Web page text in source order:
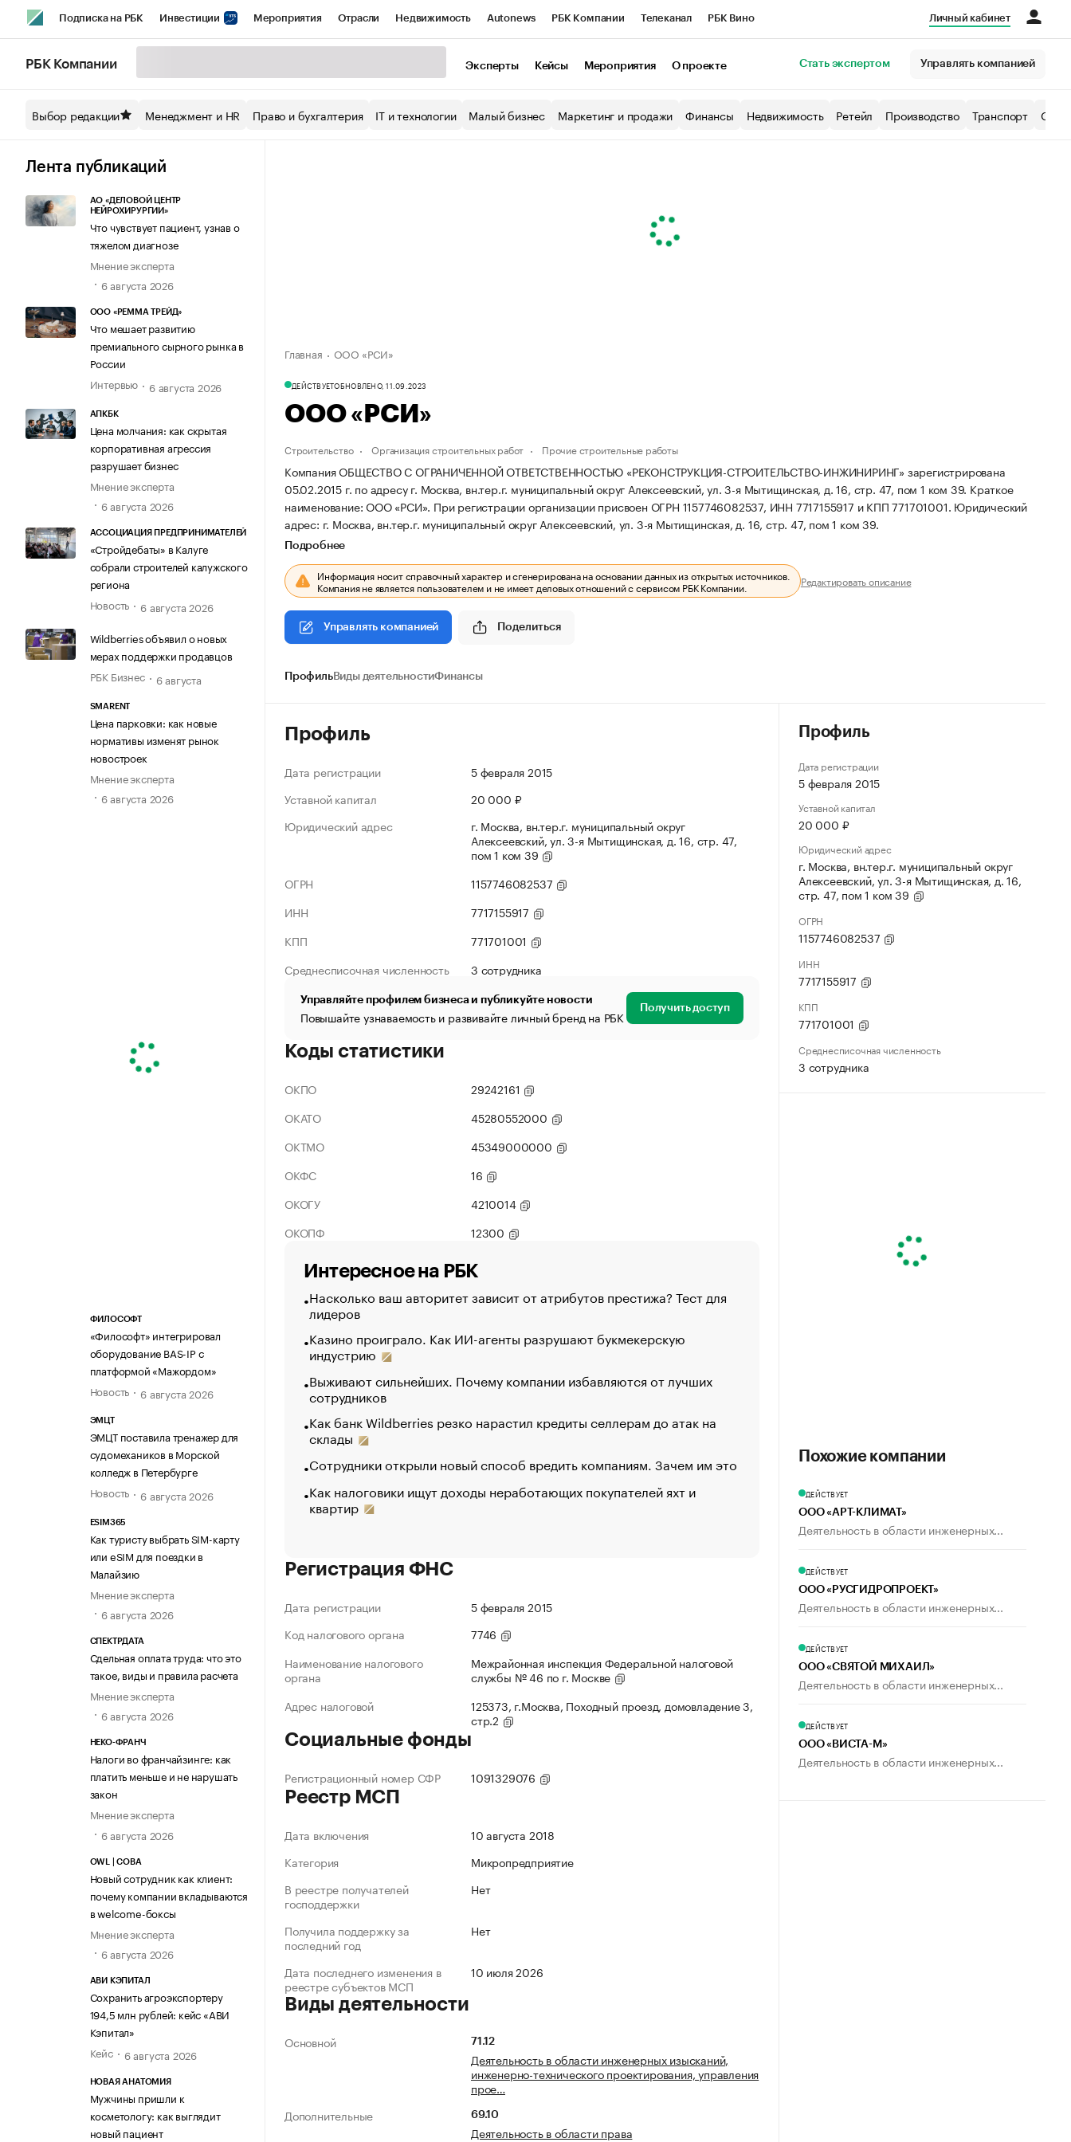
Подписка на РБК Инвестиции Мероприятия Отрасли Недвижимость Autonews РБК Компании Телеканал РБК Вино
Спецпроекты СПб Конференции СПб Спецпроекты Экономика Бизнес
Технологии и медиа
Личный кабинет
РБК Компании Эксперты Кейсы Мероприятия О проекте Стать экспертом Управлять компанией
Выбор редакции Менеджмент и HR Право и бухгалтерия IT и технологии Малый бизнес Маркетинг и продажи Финансы Недвижимость Ретейл Производство Транспорт
Лента публикаций
АО «ДЕЛОВОЙ ЦЕНТР
НЕЙРОХИРУРГИИ»
Что чувствует пациент, узнав о
тяжелом диагнозе
Мнение эксперта
6 августа 2026
ООО «РЕММА ТРЕЙД»
Что мешает развитию
премиального сырного рынка в
России
Интервью
6 августа 2026
АПКБК
Цена молчания: как скрытая
корпоративная агрессия
разрушает бизнес
Мнение эксперта
6 августа 2026
АССОЦИАЦИЯ ПРЕДПРИНИМАТЕЛЕЙ
«Стройдебаты» в Калуге
собрали строителей калужского
региона
Новость
6 августа 2026
Wildberries объявил о новых
мерах поддержки продавцов
РБК Бизнес
6 августа
SMARENT
Цена парковки: как новые
нормативы изменят рынок
новостроек
Мнение эксперта
6 августа 2026
ФИЛОСОФТ
«Философт» интегрировал
оборудование BAS-IP с
платформой «Мажордом»
Новость
6 августа 2026
ЭМЦТ
ЭМЦТ поставила тренажер для
судомехаников в Морской
колледж в Петербурге
Новость
6 августа 2026
ESIM365
Как туристу выбрать SIM-карту
или eSIM для поездки в
Малайзию
Мнение эксперта
6 августа 2026
СПЕКТРДАТА
Сдельная оплата труда: что это
такое, виды и правила расчета
Мнение эксперта
6 августа 2026
НЕКО-ФРАНЧ
Налоги во франчайзинге: как
платить меньше и не нарушать
закон
Мнение эксперта
6 августа 2026
OWL | СОВА
Новый сотрудник как клиент:
почему компании вкладываются
в welcome-боксы
Мнение эксперта
6 августа 2026
АВИ КЭПИТАЛ
Сохранить агроэкспортеру
194,5 млн рублей: кейс «АВИ
Кэпитал»
Кейс
6 августа 2026
НОВАЯ АНАТОМИЯ
Мужчины пришли к
косметологу: как выглядит
новый пациент
Главная ООО «РСИ»
ДЕЙСТВУЕТОБНОВЛЕНО, 11.09.2023
ООО «РСИ»
Строительство Организация строительных работ Прочие строительные работы
Компания ОБЩЕСТВО С ОГРАНИЧЕННОЙ ОТВЕТСТВЕННОСТЬЮ «РЕКОНСТРУКЦИЯ-СТРОИТЕЛЬСТВО-ИНЖИНИРИНГ» зарегистрирована
05.02.2015 г. по адресу г. Москва, вн.тер.г. муниципальный округ Алексеевский, ул. 3-я Мытищинская, д. 16, стр. 47, пом 1 ком 39. Краткое
наименование: ООО «РСИ». При регистрации организации присвоен ОГРН 1157746082537, ИНН 7717155917 и КПП 771701001. Юридический
адрес: г. Москва, вн.тер.г. муниципальный округ Алексеевский, ул. 3-я Мытищинская, д. 16, стр. 47, пом 1 ком 39.
Подробнее
Информация носит справочный характер и сгенерирована на основании данных из открытых источников.
Компания не является пользователем и не имеет деловых отношений с сервисом РБК Компании. Редактировать описание
Управлять компанией Поделиться
ПрофильВиды деятельностиФинансы
Профиль
Дата регистрации
5 февраля 2015
Уставной капитал
20 000 ₽
Юридический адрес
г. Москва, вн.тер.г. муниципальный округ
Алексеевский, ул. 3-я Мытищинская, д. 16, стр. 47,
пом 1 ком 39
ОГРН
1157746082537
ИНН
7717155917
КПП
771701001
Среднесписочная численность
3 сотрудника
Управляйте профилем бизнеса и публикуйте новости
Повышайте узнаваемость и развивайте личный бренд на РБК Получить доступ
Коды статистики
ОКПО
29242161
ОКАТО
45280552000
ОКТМО
45349000000
ОКФС
16
ОКОГУ
4210014
ОКОПФ
12300
Интересное на РБК
Насколько ваш авторитет зависит от атрибутов престижа? Тест для
лидеров
Казино проиграло. Как ИИ-агенты разрушают букмекерскую
индустрию
Выживают сильнейших. Почему компании избавляются от лучших
сотрудников
Как банк Wildberries резко нарастил кредиты селлерам до атак на
склады
Сотрудники открыли новый способ вредить компаниям. Зачем им это
Как налоговики ищут доходы неработающих покупателей яхт и
квартир
Стресс обеспеченных людей: почему рост доходов
Что обвинения против Павла Дурова значат для
пользователей
Регистрация ФНС
Дата регистрации
5 февраля 2015
Код налогового органа
7746
Наименование налогового
органа
Межрайонная инспекция Федеральной налоговой
службы № 46 по г. Москве
Адрес налоговой
125373, г.Москва, Походный проезд, домовладение 3,
стр.2
Социальные фонды
Регистрационный номер СФР 1091329076
Реестр МСП
Дата включения
10 августа 2018
Категория
Микропредприятие
В реестре получателей
господдержки
Нет
Получила поддержку за
последний год
Нет
Дата последнего изменения в
реестре субъектов МСП
10 июля 2026
Виды деятельности
Основной 71.12
Деятельность в области инженерных изысканий,
инженерно-технического проектирования, управления
прое…
Дополнительные
69.10
Деятельность в области права
Профиль
Дата регистрации
5 февраля 2015
Уставной капитал
20 000 ₽
Юридический адрес
г. Москва, вн.тер.г. муниципальный округ
Алексеевский, ул. 3-я Мытищинская, д. 16,
стр. 47, пом 1 ком 39
ОГРН
1157746082537
ИНН
7717155917
КПП
771701001
Среднесписочная численность
3 сотрудника
Похожие компании
ДЕЙСТВУЕТ
ООО «АРТ-КЛИМАТ»
Деятельность в области инженерных...
ДЕЙСТВУЕТ
ООО «РУСГИДРОПРОЕКТ»
Деятельность в области инженерных...
ДЕЙСТВУЕТ
ООО «СВЯТОЙ МИХАИЛ»
Деятельность в области инженерных...
ДЕЙСТВУЕТ
ООО «ВИСТА-М»
Деятельность в области инженерных...